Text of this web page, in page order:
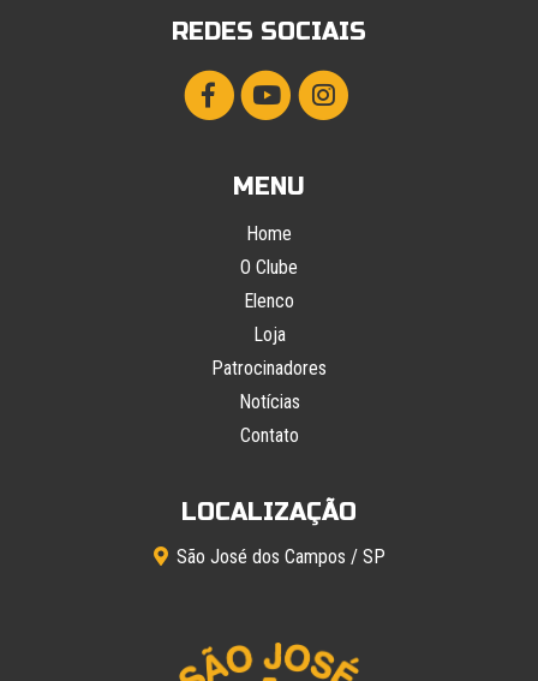
REDES SOCIAIS
MENU
Home
O Clube
Elenco
Loja
Patrocinadores
Notícias
Contato
LOCALIZAÇÃO
São José dos Campos / SP